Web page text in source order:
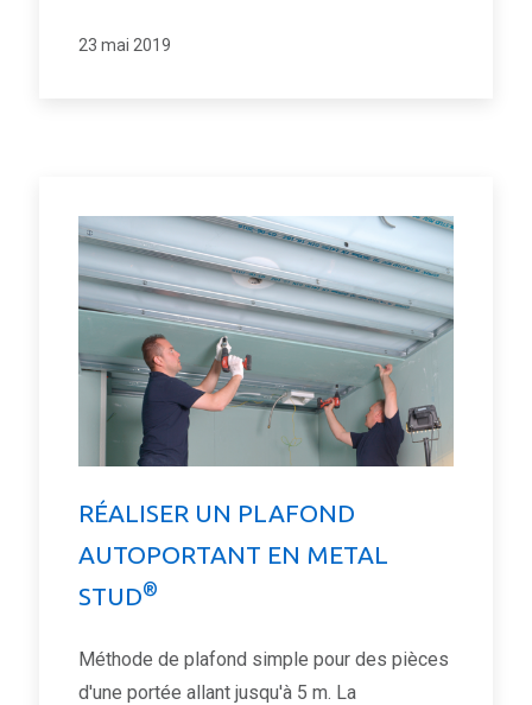
23 mai 2019
RÉALISER UN PLAFOND
AUTOPORTANT EN METAL
STUD®
Méthode de plafond simple pour des pièces
d'une portée allant jusqu'à 5 m. La